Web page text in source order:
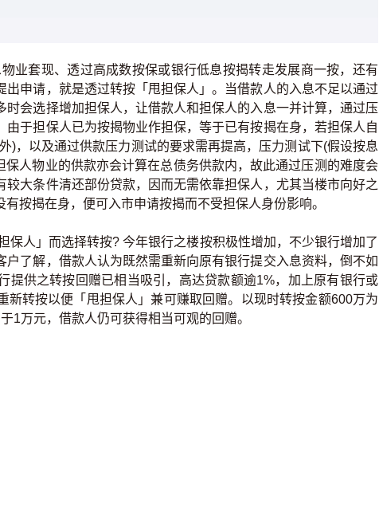
业套现、透过高成数按保或银行低息按揭转走发展商一按，还有
申请，就是透过转按「甩担保人」。当借款人的入息不足以通过
会选择增加担保人，让借款人和担保人的入息一并计算，通过压
于担保人已为按揭物业作担保，等于已有按揭在身，若担保人自
)，以及通过供款压力测试的要求需再提高，压力测试下(假设按息
人物业的供款亦会计算在总债务供款内，故此通过压测的难度会
大条件清还部份贷款，因而无需依靠担保人，尤其当楼市向好之
按揭在身，便可入市申请按揭而不受担保人身份影响。
保人」而选择转按? 今年银行之楼按积极性增加，不少银行增加了
了解，借款人认为既然需重新向原有银行提交入息资料，倒不如
提供之转按回赠已相当吸引，高达贷款额逾1%，加上原有银行或
新转按以便「甩担保人」兼可赚取回赠。以现时转按金额600万为
1万元，借款人仍可获得相当可观的回赠。